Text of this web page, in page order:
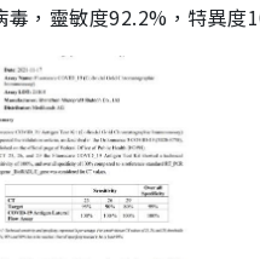
，靈敏度92.2%，特異度